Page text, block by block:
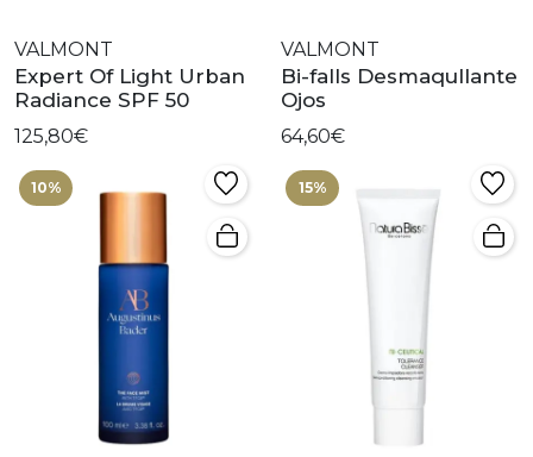
VALMONT
Expert Of Light Urban
Radiance SPF 50
125,80€
VALMONT
Bi-falls Desmaqullante
Ojos
64,60€
10% 15%